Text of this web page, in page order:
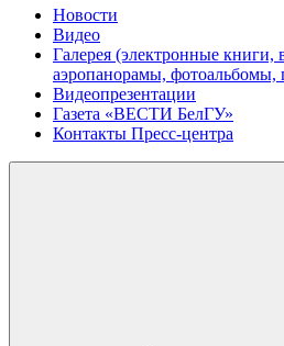
Новости
Видео
Галерея (электронные книги,
аэропанорамы, фотоальбомы,
Видеопрезентации
Газета «ВЕСТИ БелГУ»
Контакты Пресс-центра